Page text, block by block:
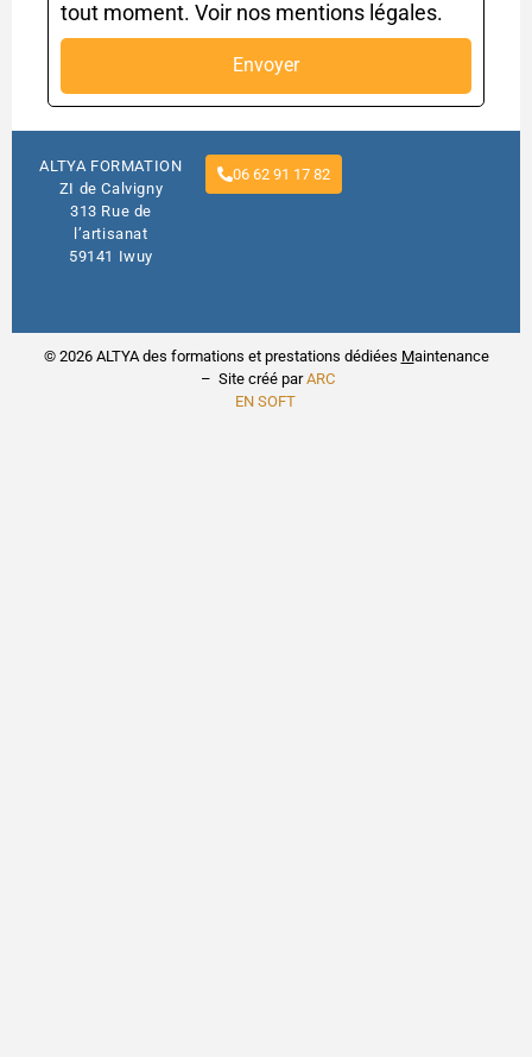
tout moment. Voir nos mentions légales.
Envoyer
ALTYA FORMATION
ZI de Calvigny
313 Rue de
l’artisanat
59141 Iwuy
06 62 91 17 82
© 2026 ALTYA des formations et prestations dédiées Maintenance
– Site créé parARC
EN SOFT